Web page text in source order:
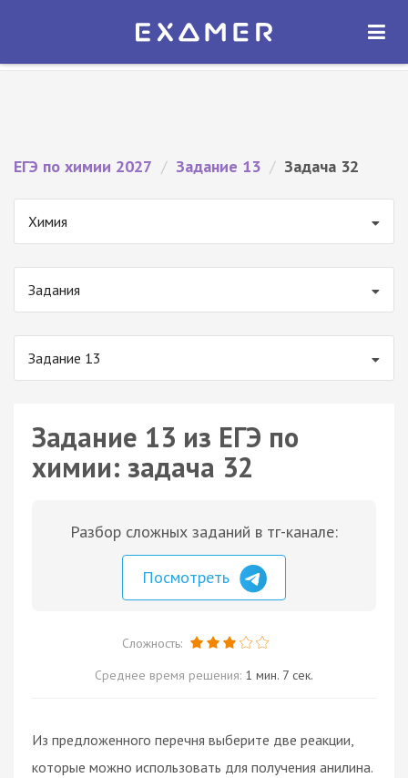
Экзамер — ЕГЭ 2027
ОТКРЫТЬ
ЕГЭ по химии 2027 / Задание 13 / Задача 32
Химия
Задания
Задание 13
Задание 13 из ЕГЭ по
химии: задача 32
Разбор сложных заданий в тг-канале:
Посмотреть
Сложность:
Среднее время решения: 1 мин. 7 сек.
Из предложенного перечня выберите две реакции,
которые можно использовать для получения анилина.